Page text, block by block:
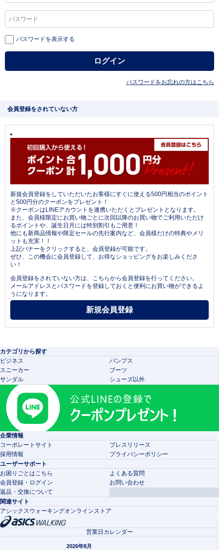
パスワードを表示する
パスワードをお忘れの方はこちら
会員登録をされていない方
新規会員登録をしていただいたお客様にすぐに使える500円相当のポイント
と500円分のクーポンをプレゼント！
※クーポンはLINEアカウントを連携いただくとプレゼントとなります。
また、会員様限定にお買い物ごとに次回以降のお買い物でご利用いただけ
るポイントや、誕生日月には特別割引もご用意！
他にも新商品情報や限定セールの先行案内など、会員様だけの特典やメリ
ットも充実！！
上記バナーをクリックすると、会員登録が可能です。
ぜひ、この機会に会員登録して、お得なショッピングをお楽しみくださ
い！
会員登録をされていない方は、こちらから会員登録を行ってください。
メールアドレスとパスワードを登録しておくと便利にお買い物ができるよ
うになります。
カテゴリから探す
ビジネス
パンプス
スニーカー
ブーツ
サンダル
シューズ以外
企業情報
コーポレートサイト
プレスリリース
採用情報
プライバシーポリシー
ユーザーサポート
お困りごとはこちら
よくある質問
会員登録・ログイン
お問い合わせ
返品・交換について
関連サイト
アシックスウォーキングオンラインストア
営業日カレンダー
2026年8月